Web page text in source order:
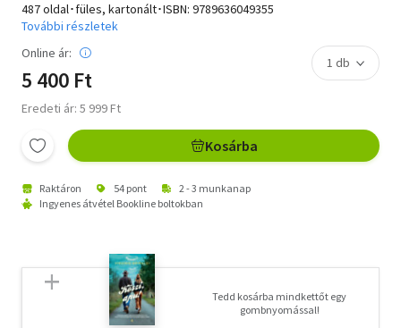
487 oldal･füles, kartonált･ISBN: 9789636049355
További részletek
Online ár:
5 400 Ft
Eredeti ár: 5 999 Ft
Kosárba
Raktáron 54 pont
2 - 3 munkanap
Ingyenes átvétel Bookline boltokban
Tedd kosárba mindkettőt egy
gombnyomással!